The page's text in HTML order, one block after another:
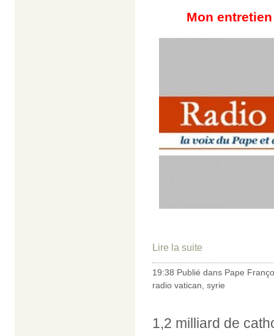
Mon
Lire la suite
19:38 Publié dans Pape
radio vatican syrie
1,2 milliard de